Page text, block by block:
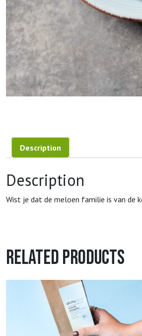
Description
Description
Wist je dat de meloen familie is van de
Related products